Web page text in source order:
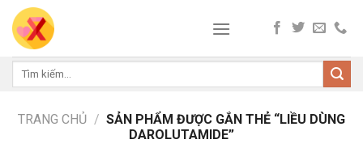
Skip
content
Tìm
TRANG CHỦ / SẢN PHẨM ĐƯỢC GẮN THẺ “LIỀU DÙNG
DAROLUTAMIDE”